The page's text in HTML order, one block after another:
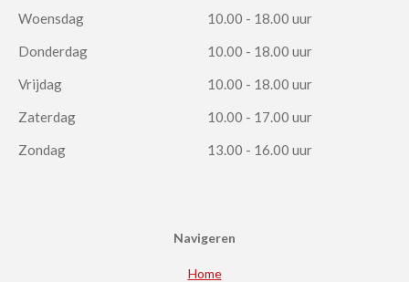
Woensdag
10.00 - 18.00 uur
Donderdag
10.00 - 18.00 uur
Vrijdag
10.00 - 18.00 uur
Zaterdag
10.00 - 17.00 uur
Zondag
13.00 - 16.00 uur
Navigeren
Home